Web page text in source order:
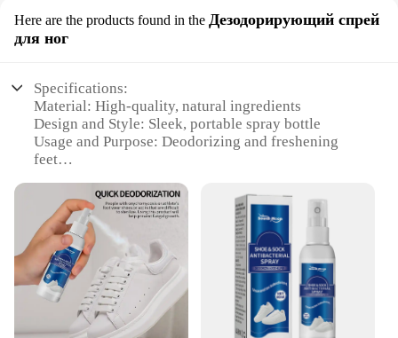
Here are the products found in the Дезодорирующий спрей
для ног
Specifications:
Material: High-quality, natural ingredients
Design and Style: Sleek, portable spray bottle
Usage and Purpose: Deodorizing and freshening
feet
and odor control
Applicable People: Suitable for all genders and ages
Shape or Size or Weight or Quantity: Compact
100ml bottle for easy carry
Features:
|Wholesale|Vendors|